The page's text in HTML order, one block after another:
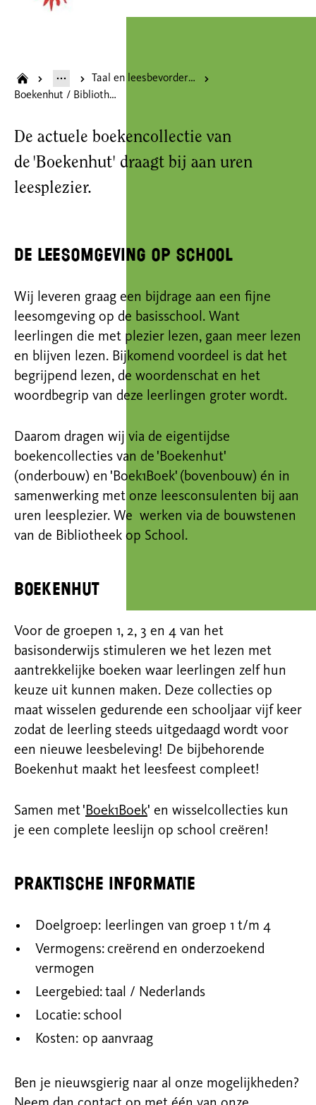
Taal en leesbevordering
Boekenhut / Bibliotheek op school
De actuele boekencollectie van
de 'Boekenhut' draagt bij aan uren
leesplezier.
De leesomgeving op school
Wij leveren graag een bijdrage aan een fijne
leesomgeving op de basisschool. Want
leerlingen die met plezier lezen, gaan meer lezen
en blijven lezen. Bijkomend voordeel is dat het
begrijpend lezen, de woordenschat en het
woordbegrip van deze leerlingen groter wordt.
Daarom dragen wij via de eigentijdse
boekencollecties van de 'Boekenhut'
(onderbouw) en 'Boek1Boek' (bovenbouw) én in
samenwerking met onze leesconsulenten bij aan
uren leesplezier. We werken via de bouwstenen
van de Bibliotheek op School.
Boekenhut
Voor de groepen 1, 2, 3 en 4 van het
basisonderwijs stimuleren we het lezen met
aantrekkelijke boeken waar leerlingen zelf hun
keuze uit kunnen maken. Deze collecties op
maat wisselen gedurende een schooljaar vijf keer
zodat de leerling steeds uitgedaagd wordt voor
een nieuwe leesbeleving! De bijbehorende
Boekenhut maakt het leesfeest compleet!
Samen met 'Boek1Boek' en wisselcollecties kun
je een complete leeslijn op school creëren!
Praktische informatie
Doelgroep: leerlingen van groep 1 t/m 4
Vermogens: creërend en onderzoekend
vermogen
Leergebied: taal / Nederlands
Locatie: school
Kosten: op aanvraag
Ben je nieuwsgierig naar al onze mogelijkheden?